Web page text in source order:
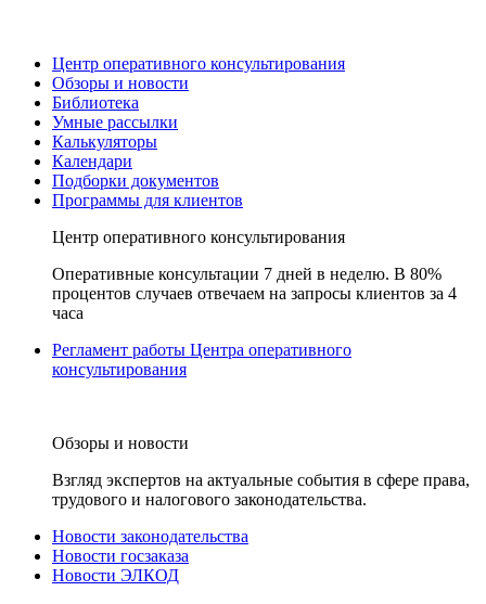
Центр оперативного консультирования
Обзоры и новости
Библиотека
Умные рассылки
Калькуляторы
Календари
Подборки документов
Программы для клиентов
Центр оперативного консультирования
Оперативные консультации 7 дней в неделю. В 80%
процентов случаев отвечаем на запросы клиентов за 4
часа
Регламент работы Центра оперативного
консультирования
Обзоры и новости
Взгляд экспертов на актуальные события в сфере права,
трудового и налогового законодательства.
Новости законодательства
Новости госзаказа
Новости ЭЛКОД